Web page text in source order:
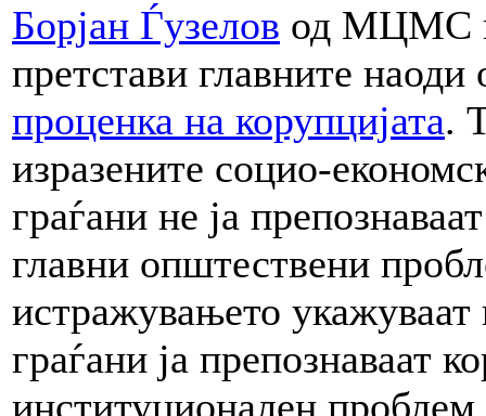
Борјан Ѓузелов од МЦМС
претстави главните
проценка на корупцијата.
изразените социо-
граѓани не ја
главни општествени
истражувањето укажуваат
граѓани ја препознаваат
институционален